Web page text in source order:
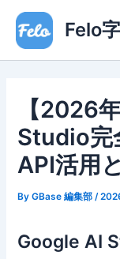
ス
Felo
【2026
Studio完
API活用
ByGBase 編集部/
Google AI